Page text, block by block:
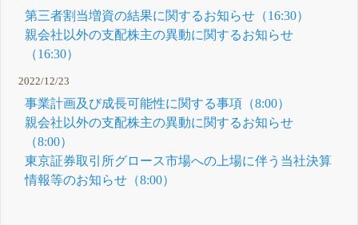
第三者割当増資の結果に関するお知らせ（16:30）
親会社以外の支配株主の異動に関するお知らせ
（16:30）
2022/12/23
事業計画及び成長可能性に関する事項（8:00）
親会社以外の支配株主の異動に関するお知らせ
（8:00）
東京証券取引所グロース市場への上場に伴う当社決算
情報等のお知らせ（8:00）